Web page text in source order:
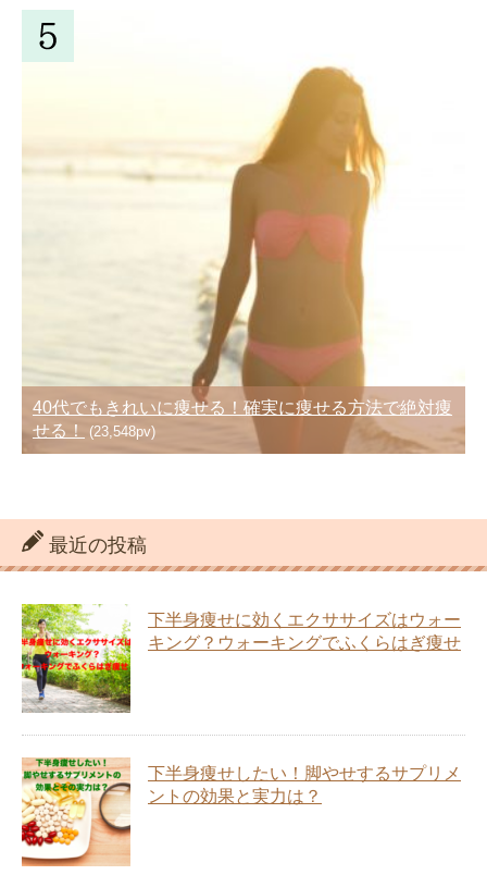
40代でもきれいに痩せる！確実に痩せる方法で絶対痩
せる！
(23,548pv)
最近の投稿
下半身痩せに効くエクササイズはウォー
キング？ウォーキングでふくらはぎ痩せ
下半身痩せしたい！脚やせするサプリメ
ントの効果と実力は？